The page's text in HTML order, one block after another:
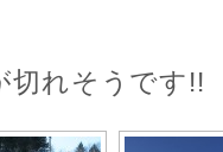
切れそうです!!